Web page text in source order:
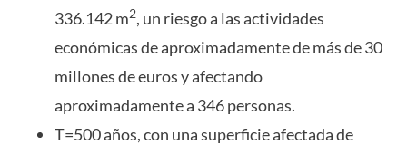
336.142 m2, un riesgo a las actividades
económicas de aproximadamente de más de 30
millones de euros y afectando
aproximadamente a 346 personas.
T=500 años, con una superficie afectada de